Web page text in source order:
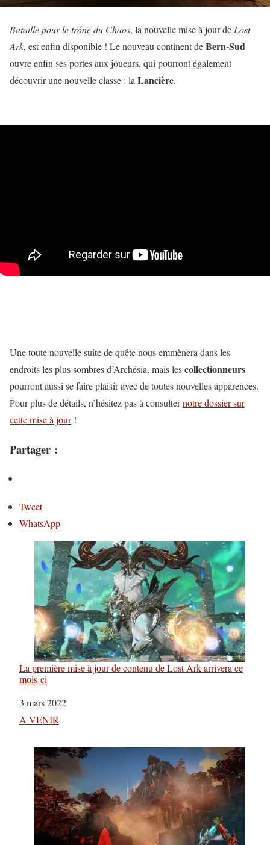
Bataille pour le trône du Chaos, la nouvelle mise à jour de Lost
Ark, est enfin disponible ! Le nouveau continent deBern-Sud
ouvre enfin ses portes aux joueurs, qui pourront également
découvrir une nouvelle classe : la Lancière.
Une toute nouvelle suite de quête nous emmènera dans les
endroits les plus sombres d’Archésia, mais lescollectionneurs
pourront aussi se faire plaisir avec de toutes nouvelles apparences.
Pour plus de détails, n’hésitez pas à consulternotre dossier sur
cette mise à jour!
Partager :
Tweet
WhatsApp
La première mise à jour de contenu de Lost Ark arrivera ce
mois-ci
Date
3 mars 2022
Par rapport à
A VENIR